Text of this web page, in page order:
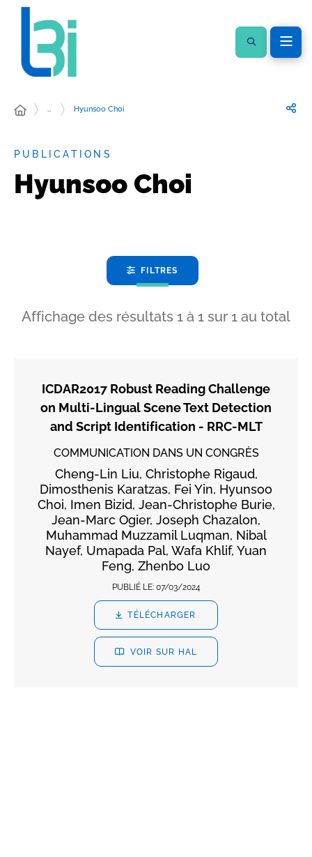
… Hyunsoo Choi
PUBLICATIONS
Hyunsoo Choi
FILTRES
Affichage des résultats 1 à 1 sur 1 au total
ICDAR2017 Robust Reading Challenge
on Multi-Lingual Scene Text Detection
and Script Identification - RRC-MLT
COMMUNICATION DANS UN CONGRÈS
Cheng-Lin Liu, Christophe Rigaud,
Dimosthenis Karatzas, Fei Yin, Hyunsoo
Choi, Imen Bizid, Jean-Christophe Burie,
Jean-Marc Ogier, Joseph Chazalon,
Muhammad Muzzamil Luqman, Nibal
Nayef, Umapada Pal, Wafa Khlif, Yuan
Feng, Zhenbo Luo
PUBLIÉ LE: 07/03/2024
TÉLÉCHARGER
VOIR SUR HAL